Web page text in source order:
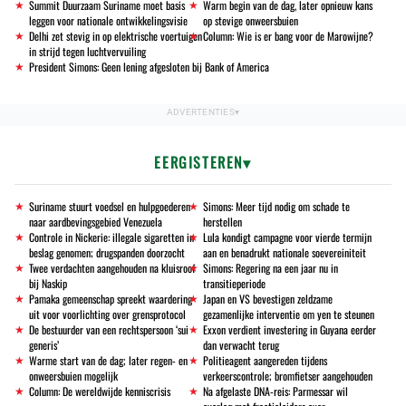
Summit Duurzaam Suriname moet basis
leggen voor nationale ontwikkelingsvisie
Warm begin van de dag, later opnieuw kans
op stevige onweersbuien
Delhi zet stevig in op elektrische voertuigen
in strijd tegen luchtvervuiling
Column: Wie is er bang voor de Marowijne?
President Simons: Geen lening afgesloten bij Bank of America
EERGISTEREN
Suriname stuurt voedsel en hulpgoederen
naar aardbevingsgebied Venezuela
Simons: Meer tijd nodig om schade te
herstellen
Controle in Nickerie: illegale sigaretten in
beslag genomen; drugspanden doorzocht
Lula kondigt campagne voor vierde termijn
aan en benadrukt nationale soevereiniteit
Twee verdachten aangehouden na kluisroof
bij Naskip
Simons: Regering na een jaar nu in
transitieperiode
Pamaka gemeenschap spreekt waardering
uit voor voorlichting over grensprotocol
Japan en VS bevestigen zeldzame
gezamenlijke interventie om yen te steunen
De bestuurder van een rechtspersoon ‘sui
generis’
Exxon verdient investering in Guyana eerder
dan verwacht terug
Warme start van de dag; later regen- en
onweersbuien mogelijk
Politieagent aangereden tijdens
verkeerscontrole; bromfietser aangehouden
Column: De wereldwijde kenniscrisis
Na afgelaste DNA-reis: Parmessar wil